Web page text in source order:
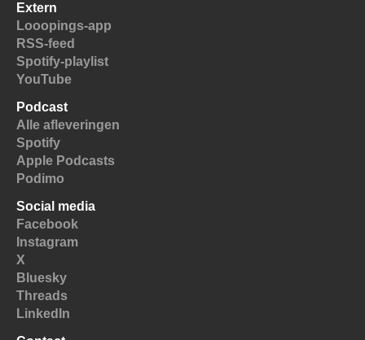
Extern
Looopings-app
RSS-feed
Spotify-playlist
YouTube
Podcast
Alle afleveringen
Spotify
Apple Podcasts
Podimo
Social media
Facebook
Instagram
X
Bluesky
Threads
LinkedIn